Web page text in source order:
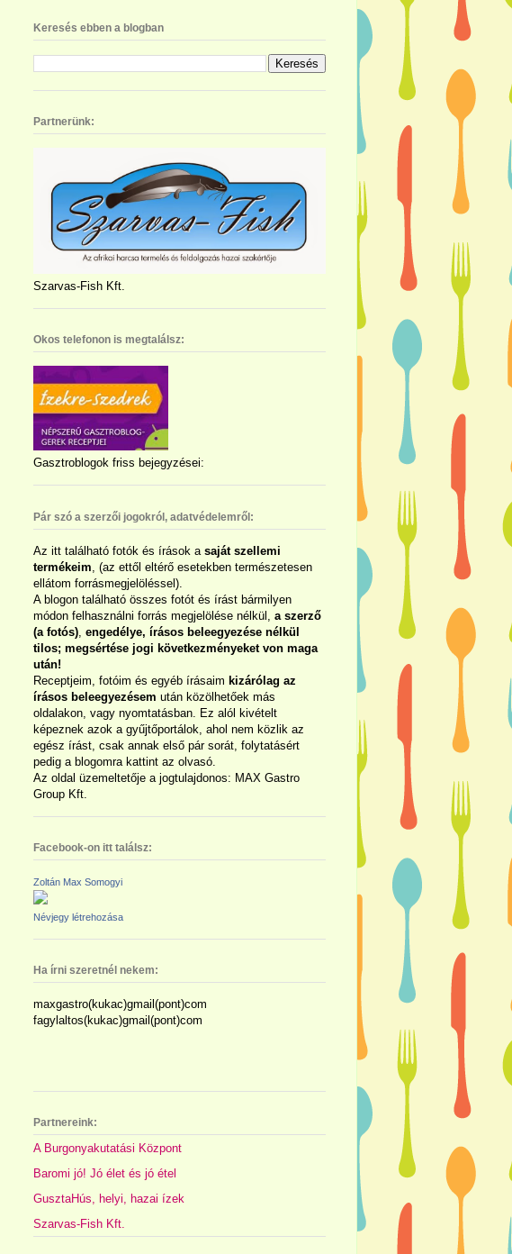
Keresés ebben a blogban
Partnerünk:
Szarvas-Fish Kft.
Okos telefonon is megtalálsz:
Gasztroblogok friss bejegyzései:
Pár szó a szerzői jogokról, adatvédelemről:
Az itt található fotók és írások a saját szellemi
termékeim , (az ettől eltérő esetekben természetesen
ellátom forrásmegjelöléssel).
A blogon található összes fotót és írást bármilyen
módon felhasználni forrás megjelölése nélkül, a szerző
(a fotós) engedélye, írásos beleegyezése nélkül
tilos; megsértése jogi következményeket von maga
után!
Receptjeim, fotóim és egyéb írásaim kizárólag az
írásos beleegyezésem után közölhetőek más
oldalakon, vagy nyomtatásban. Ez alól kivételt
képeznek azok a gyűjtőportálok, ahol nem közlik az
egész írást, csak annak első pár sorát, folytatásért
pedig a blogomra kattint az olvasó.
Az oldal üzemeltetője a jogtulajdonos: MAX Gastro
Group Kft.
Facebook-on itt találsz:
Zoltán Max Somogyi
Névjegy létrehozása
Ha írni szeretnél nekem:
maxgastro(kukac)gmail(pont)com
fagylaltos(kukac)gmail(pont)com
Partnereink:
A Burgonyakutatási Központ
Baromi jó! Jó élet és jó étel
GusztaHús, helyi, hazai ízek
Szarvas-Fish Kft.